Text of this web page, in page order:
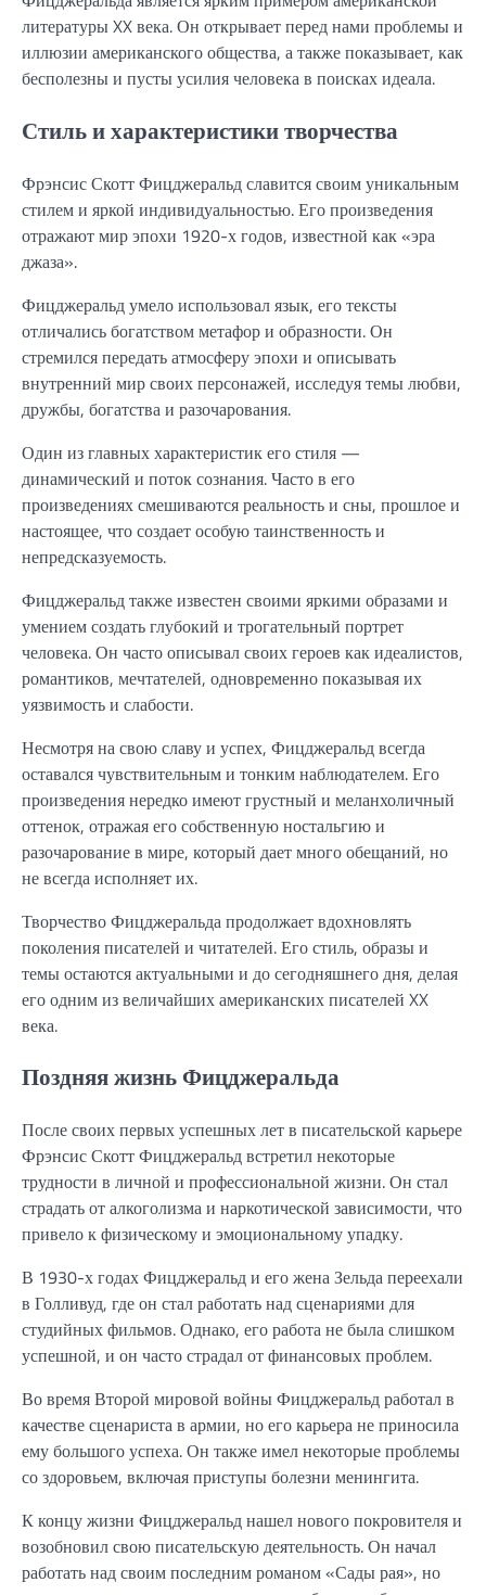
литературы XX века. Он открывает перед нами проблемы и
иллюзии американского общества, а также показывает, как
бесполезны и пусты усилия человека в поисках идеала.
Стиль и характеристики творчества
Фрэнсис Скотт Фицджеральд славится своим уникальным
стилем и яркой индивидуальностью. Его произведения
отражают мир эпохи 1920-х годов, известной как «эра
джаза».
Фицджеральд умело использовал язык, его тексты
отличались богатством метафор и образности. Он
стремился передать атмосферу эпохи и описывать
внутренний мир своих персонажей, исследуя темы любви,
дружбы, богатства и разочарования.
Один из главных характеристик его стиля —
динамический и поток сознания. Часто в его
произведениях смешиваются реальность и сны, прошлое и
настоящее, что создает особую таинственность и
непредсказуемость.
Фицджеральд также известен своими яркими образами и
умением создать глубокий и трогательный портрет
человека. Он часто описывал своих героев как идеалистов,
романтиков, мечтателей, одновременно показывая их
уязвимость и слабости.
Несмотря на свою славу и успех, Фицджеральд всегда
оставался чувствительным и тонким наблюдателем. Его
произведения нередко имеют грустный и меланхоличный
оттенок, отражая его собственную ностальгию и
разочарование в мире, который дает много обещаний, но
не всегда исполняет их.
Творчество Фицджеральда продолжает вдохновлять
поколения писателей и читателей. Его стиль, образы и
темы остаются актуальными и до сегодняшнего дня, делая
его одним из величайших американских писателей XX
века.
Поздняя жизнь Фицджеральда
После своих первых успешных лет в писательской карьере
Фрэнсис Скотт Фицджеральд встретил некоторые
трудности в личной и профессиональной жизни. Он стал
страдать от алкоголизма и наркотической зависимости, что
привело к физическому и эмоциональному упадку.
В 1930-х годах Фицджеральд и его жена Зельда переехали
в Голливуд, где он стал работать над сценариями для
студийных фильмов. Однако, его работа не была слишком
успешной, и он часто страдал от финансовых проблем.
Во время Второй мировой войны Фицджеральд работал в
качестве сценариста в армии, но его карьера не приносила
ему большого успеха. Он также имел некоторые проблемы
со здоровьем, включая приступы болезни менингита.
К концу жизни Фицджеральд нашел нового покровителя и
возобновил свою писательскую деятельность. Он начал
работать над своим последним романом «Сады рая», но